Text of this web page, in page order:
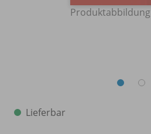
Produktabbildung
Lieferbar